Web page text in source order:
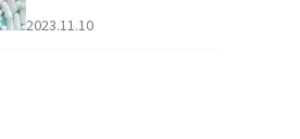
2023.11.10